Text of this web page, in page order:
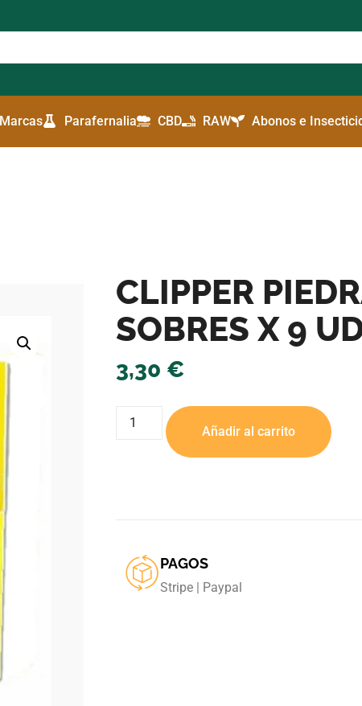
Marcas Parafernalia CBD RAW Abonos e
CLIPPER
SOBRES X 9
3,30 €
Añadir al carrito
PAGOS
Stripe | Paypal